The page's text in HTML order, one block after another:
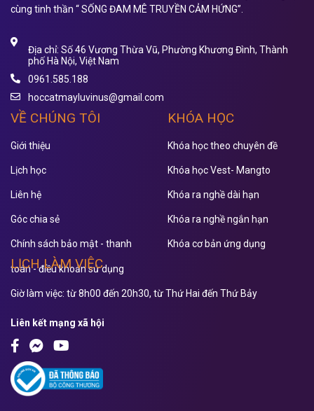
cùng tinh thần “ SỐNG ĐAM MÊ TRUYỀN CẢM HỨNG”.
Địa chỉ: Số 46 Vương Thừa Vũ, Phường Khương Đình, Thành
phố Hà Nội, Việt Nam
0961.585.188
hoccatmayluvinus@gmail.com
VỀ CHÚNG TÔI
Giới thiệu
Lịch học
Liên hệ
Góc chia sẻ
Chính sách bảo mật - thanh
toán - điều khoản sử dụng
KHÓA HỌC
Khóa học theo chuyên đề
Khóa học Vest- Mangto
Khóa ra nghề dài hạn
Khóa ra nghề ngắn hạn
Khóa cơ bản ứng dụng
LỊCH LÀM VIỆC
Giờ làm việc: từ 8h00 đến 20h30, từ Thứ Hai đến Thứ Bảy
Liên kết mạng xã hội